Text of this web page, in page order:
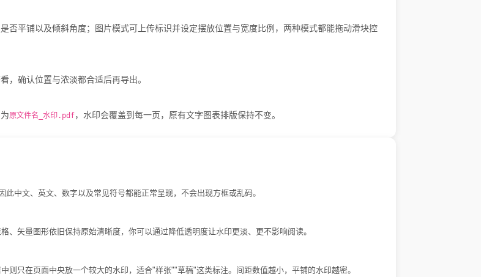
否平铺以及倾斜角度；图片模式可上传标识并设定摆放位置与宽度比例，两种模式都能拖动滑块控
，确认位置与浓淡都合适后再导出。
原文件名_水印.pdf，水印会覆盖到每一页，原有文字图表排版保持不变。
中文、英文、数字以及常见符号都能正常呈现，不会出现方框或乱码。
矢量图形依旧保持原始清晰度，你可以通过降低透明度让水印更淡、更不影响阅读。
则只在页面中央放一个较大的水印，适合"样张""草稿"这类标注。间距数值越小，平铺的水印越密。